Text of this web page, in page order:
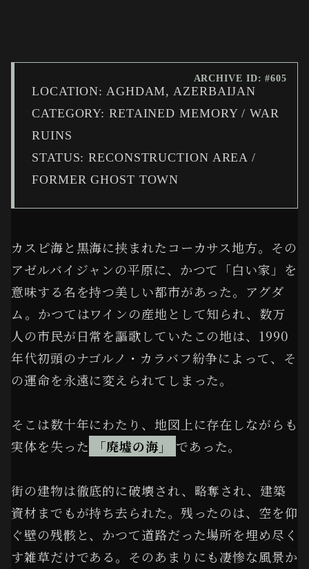
ARCHIVE ID: #605
LOCATION: AGHDAM, AZERBAIJAN
CATEGORY: RETAINED MEMORY / WAR
RUINS
STATUS: RECONSTRUCTION AREA /
FORMER GHOST TOWN
カスピ海と黒海に挟まれたコーカサス地方。その
アゼルバイジャンの平原に、かつて「白い家」を
意味する名を持つ美しい都市があった。アグダ
ム。かつてはワインの産地として知られ、数万
人の市民が日常を謳歌していたこの地は、1990
年代初頭のナゴルノ・カラバフ紛争によって、そ
の運命を永遠に変えられてしまった。
そこは数十年にわたり、地図上に存在しながらも
実体を失った
「廃墟の海」 であった。
街の建物は徹底的に破壊され、略奪され、建築
資材までもが持ち去られた。残ったのは、空を仰
ぐ壁の残骸と、かつて道路だった場所を埋め尽く
す雑草だけである。そのあまりにも凄惨な風景か